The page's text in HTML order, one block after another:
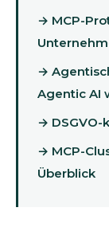
→ MCP-
→
Agentic AI
→ DSGVO-
→ MCP-
Überblick